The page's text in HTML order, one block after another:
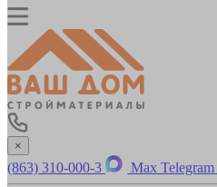
×
(863) 310-000-3 Max Telegram